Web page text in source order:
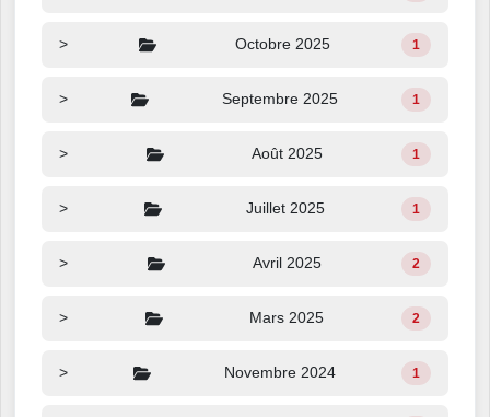
> Octobre 2025 1
> Septembre 2025 1
> Août 2025 1
> Juillet 2025 1
> Avril 2025 2
> Mars 2025 2
> Novembre 2024 1